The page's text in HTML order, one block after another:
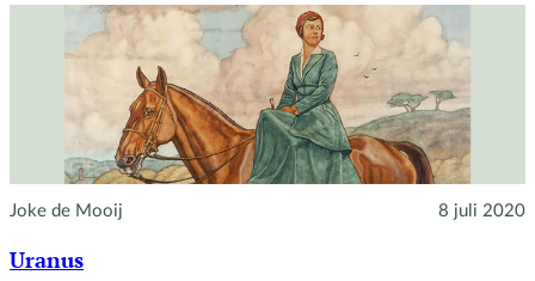
Joke de Mooij 8 juli 2020
Uranus